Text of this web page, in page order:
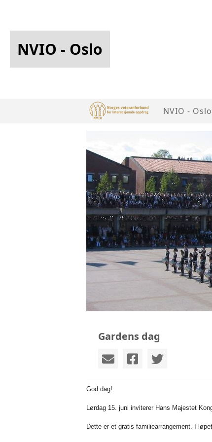
NVIO - Oslo
NVIO - Oslo
Gardens dag
God dag!
Lørdag 15. juni inviterer Hans Majestet
Dette er et gratis familiearrangement. I